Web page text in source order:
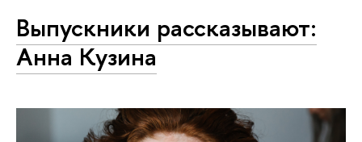
Выпускники рассказывают:
Анна Кузина